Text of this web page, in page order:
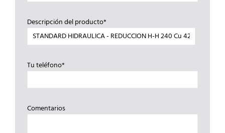
Descripción del producto*
Tu teléfono*
Comentarios